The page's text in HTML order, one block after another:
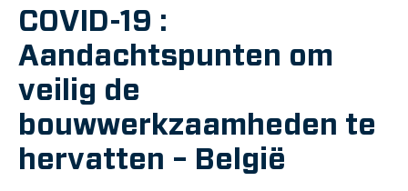
COVID-19 :
Aandachtspunten om
veilig de
bouwwerkzaamheden te
hervatten – België